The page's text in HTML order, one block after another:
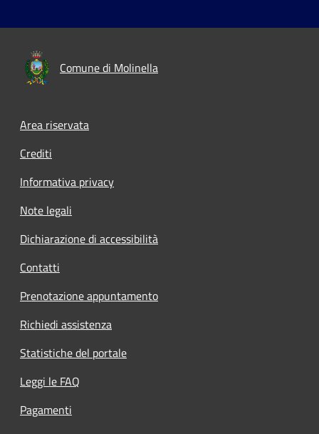
Comune di Molinella
Area riservata
Crediti
Informativa privacy
Note legali
Dichiarazione di accessibilità
Contatti
Prenotazione appuntamento
Richiedi assistenza
Statistiche del portale
Leggi le FAQ
Pagamenti